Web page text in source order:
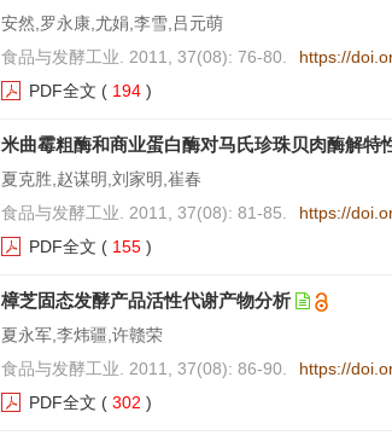
安然,罗永康,尤娟,李雪,吕元萌
食品与发酵工业. 2011, 37(08): 76-80.
https://
PDF全文 ( 194 )
米曲霉粗酶和商业蛋白酶对马氏珍珠贝肉酶解特
夏克胜,赵谋明,刘家明,崔春
食品与发酵工业. 2011, 37(08): 81-85.
https://
PDF全文 ( 155 )
樟芝固态发酵产品活性代谢产物分析
夏永军,李炜疆,许赣荣
食品与发酵工业. 2011, 37(08): 86-90.
https://
PDF全文 ( 302 )